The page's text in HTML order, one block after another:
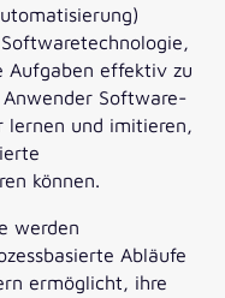
Aufgaben effektiv zu
Software-
lernen und imitieren,
können.
werden
Abläufe
ermöglicht, ihre